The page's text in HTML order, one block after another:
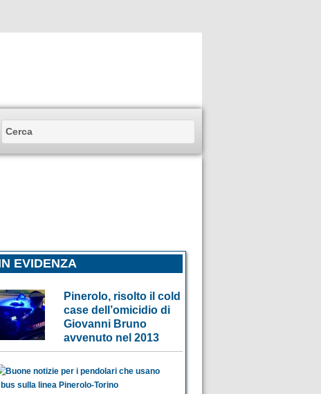
EVIDENZA
Pinerolo, risolto il cold
case dell’omicidio di
Giovanni Bruno
avvenuto nel 2013